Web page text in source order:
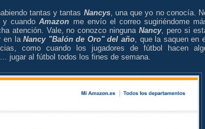
tantas y tantas Nancys, una que yo no conocía.
y cuandoAmazon me envío el correo sugiriéndome
atención. Vale, no conozco ningunaNancy, pero si
en laNancy "Balón de Oro" del año , que la saquen en
como cuando los jugadores de fútbol hacen
jugar al fútbol todos los fines de semana.